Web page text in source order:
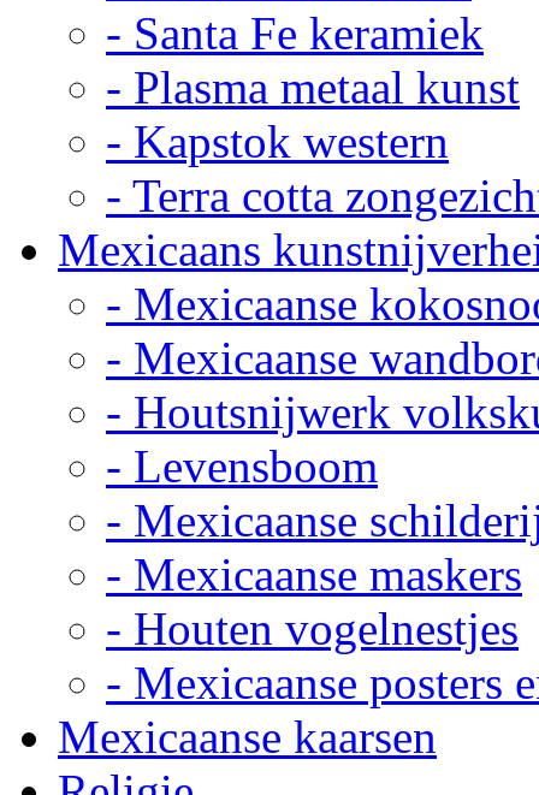
- Santa Fe keramiek
- Plasma metaal kunst
- Kapstok western
- Terra cotta
Mexicaans
- Mexicaanse
- Mexicaanse
- Houtsnijwerk
- Levensboom
- Mexicaanse
- Mexicaanse maskers
- Houten vogelnestjes
- Mexicaanse posters
Mexicaanse kaarsen